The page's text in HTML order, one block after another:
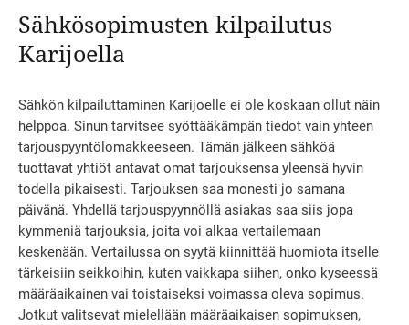
Sähkösopimusten kilpailutus
Karijoella
Sähkön kilpailuttaminen Karijoelle ei ole koskaan ollut näin
helppoa. Sinun tarvitsee syöttääkämpän tiedot vain yhteen
tarjouspyyntölomakkeeseen. Tämän jälkeen sähköä
tuottavat yhtiöt antavat omat tarjouksensa yleensä hyvin
todella pikaisesti. Tarjouksen saa monesti jo samana
päivänä. Yhdellä tarjouspyynnöllä asiakas saa siis jopa
kymmeniä tarjouksia, joita voi alkaa vertailemaan
keskenään. Vertailussa on syytä kiinnittää huomiota itselle
tärkeisiin seikkoihin, kuten vaikkapa siihen, onko kyseessä
määräaikainen vai toistaiseksi voimassa oleva sopimus.
Jotkut valitsevat mielellään määräaikaisen sopimuksen,